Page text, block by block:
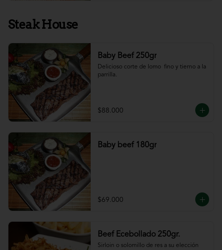
Steak House
Baby Beef 250gr
Delicioso corte de lomo  fino y tierno a la
parrilla.
$88.000
Baby beef 180gr
$69.000
Beef Ecebollado 250gr.
Sirloin o solomillo de res a su elección